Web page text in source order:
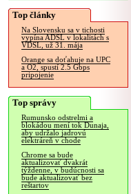
Top články
Na Slovensku sa v tichosti
vypína ADSL v lokalitách s
VDSL, už 31. mája
Orange sa doťahuje na UPC
a O2, spustí 2.5 Gbps
pripojenie
Top správy
Rumunsko odstrelmi a
blokádou mení tok Dunaja,
aby udržalo jadrovú
elektráreň v chode
Chrome sa bude
aktualizovať dvakrát
týždenne, v budúcnosti sa
bude aktualizovať bez
reštartov